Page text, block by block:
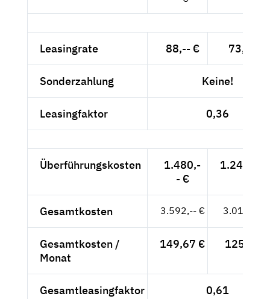
Leasingrate 88,-- € 73,95 €
Sonderzahlung Keine!
Leasingfaktor 0,36
Überführungskosten
1.480,-
- €
1.243,70
Gesamtkosten 3.592,-- € 3.018,49
Gesamtkosten /
Monat
149,67 € 125,77 €
Gesamtleasingfaktor 0,61